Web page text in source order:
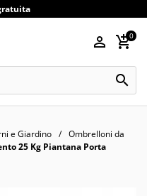
 0

e Giardino
Ombrelloni da
25 Kg Piantana Porta